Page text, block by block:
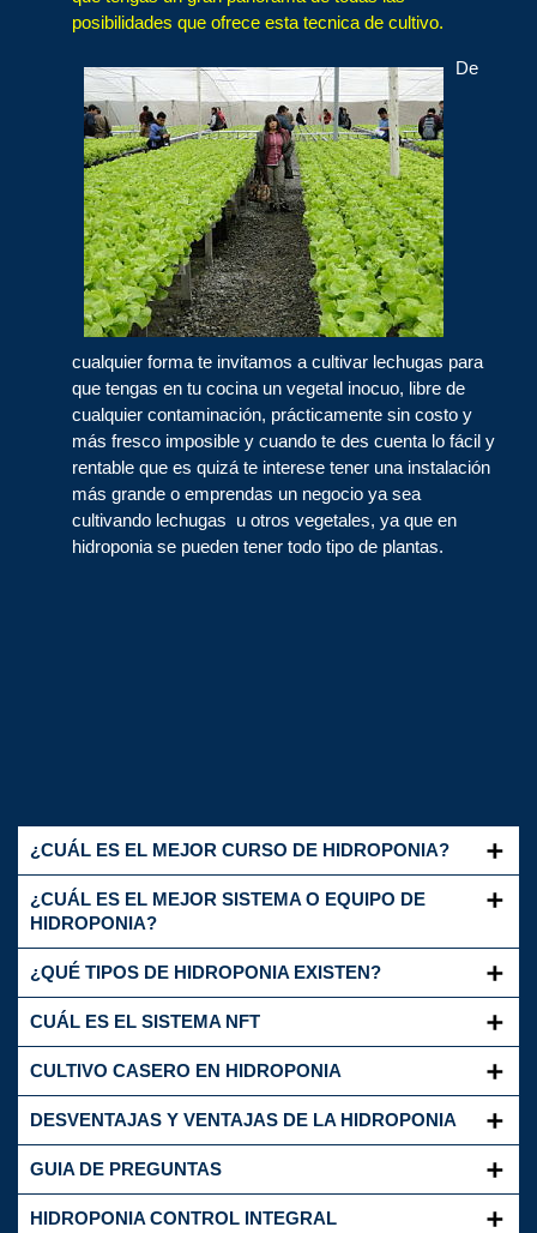
posibilidades que ofrece esta tecnica de cultivo.
De
cualquier forma te invitamos a cultivar lechugas para
que tengas en tu cocina un vegetal inocuo, libre de
cualquier contaminación, prácticamente sin costo y
más fresco imposible y cuando te des cuenta lo fácil y
rentable que es quizá te interese tener una instalación
más grande o emprendas un negocio ya sea
cultivando lechugas u otros vegetales, ya que en
hidroponia se pueden tener todo tipo de plantas.
¿CUÁL ES EL MEJOR CURSO DE HIDROPONIA?
¿CUÁL ES EL MEJOR SISTEMA O EQUIPO DE
HIDROPONIA?
¿QUÉ TIPOS DE HIDROPONIA EXISTEN?
CUÁL ES EL SISTEMA NFT
CULTIVO CASERO EN HIDROPONIA
DESVENTAJAS Y VENTAJAS DE LA HIDROPONIA
GUIA DE PREGUNTAS
HIDROPONIA CONTROL INTEGRAL